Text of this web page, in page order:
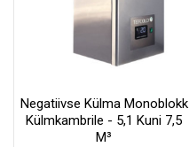
Negatiivse Külma Monoblokk
Külmkambrile - 5,1 Kuni 7,5
M³